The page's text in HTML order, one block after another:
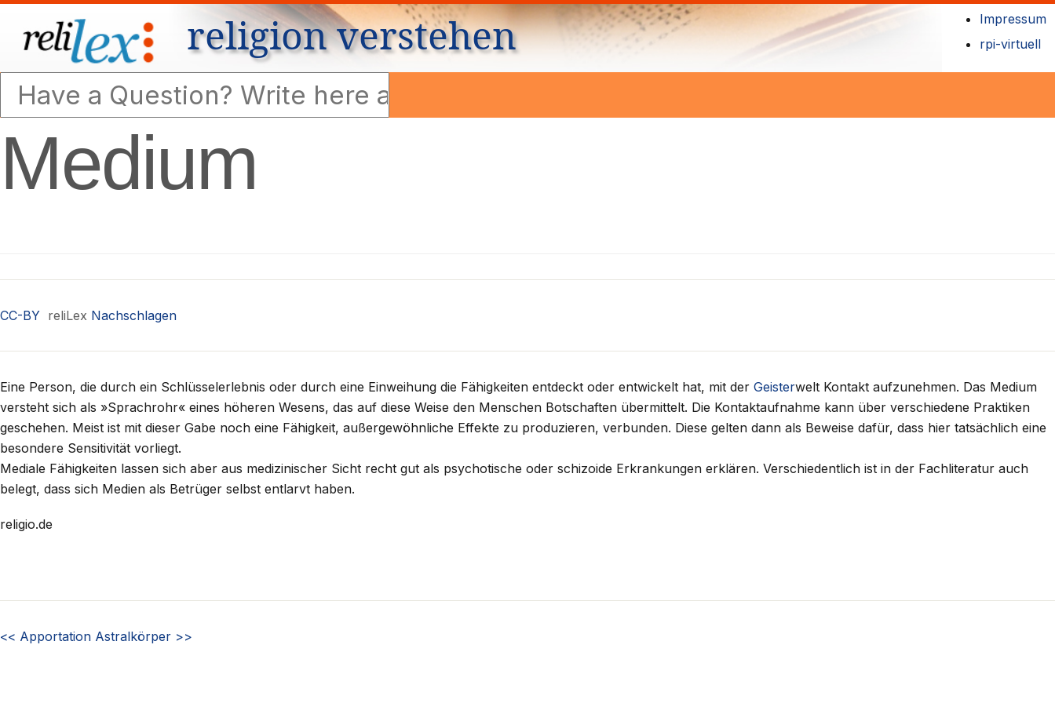
religion verstehen
Impressum
rpi-virtuell
Medium
CC-BY reliLex Nachschlagen
Eine Person, die durch ein Schlüsselerlebnis oder durch eine Einweihung die Fähigkeiten entdeckt oder entwickelt hat, mit der Geisterwelt Kontakt aufzunehmen. Das Medium
versteht sich als »Sprachrohr« eines höheren Wesens, das auf diese Weise den Menschen Botschaften übermittelt. Die Kontaktaufnahme kann über verschiedene Praktiken
geschehen. Meist ist mit dieser Gabe noch eine Fähigkeit, außergewöhnliche Effekte zu produzieren, verbunden. Diese gelten dann als Beweise dafür, dass hier tatsächlich eine
besondere Sensitivität vorliegt.
Mediale Fähigkeiten lassen sich aber aus medizinischer Sicht recht gut als psychotische oder schizoide Erkrankungen erklären. Verschiedentlich ist in der Fachliteratur auch
belegt, dass sich Medien als Betrüger selbst entlarvt haben.
religio.de
<< Apportation Astralkörper >>